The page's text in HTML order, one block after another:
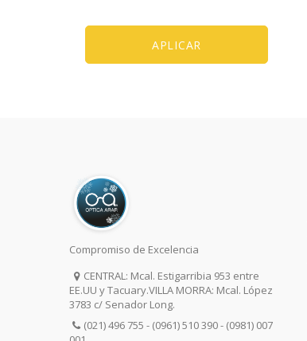
APLICAR
Compromiso de Excelencia
CENTRAL: Mcal. Estigarribia 953 entre
EE.UU y Tacuary.VILLA MORRA: Mcal. López
3783 c/ Senador Long.
(021) 496 755 - (0961) 510 390 - (0981) 007